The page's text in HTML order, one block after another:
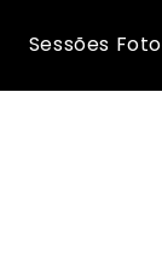
Sessões